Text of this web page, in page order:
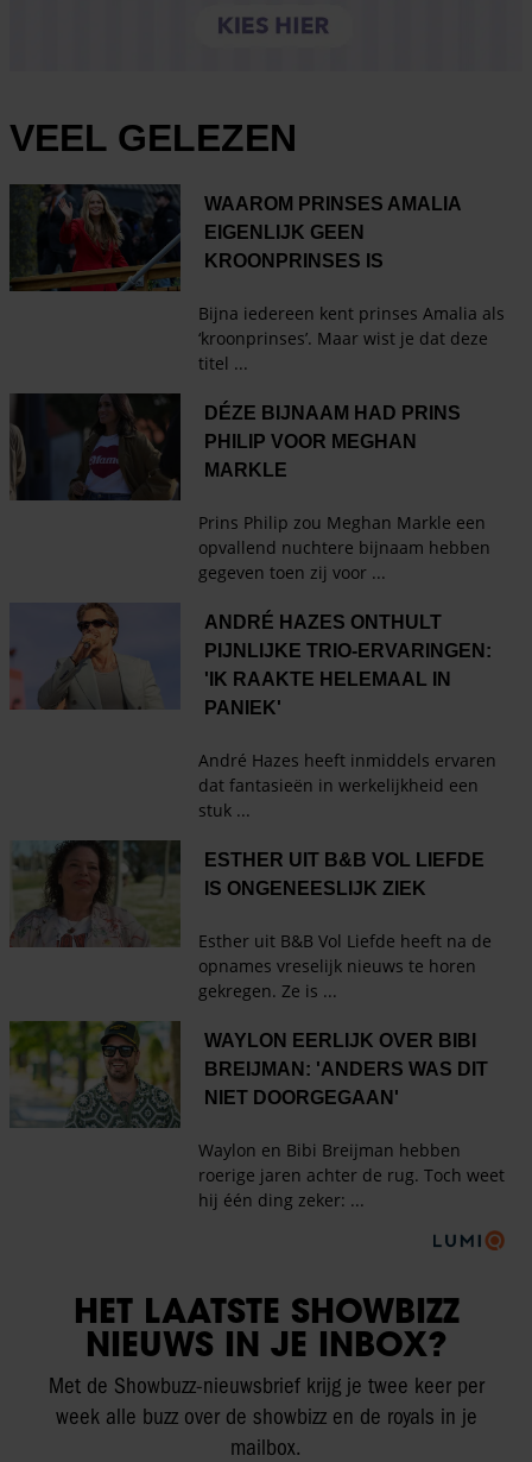
HET LAATSTE SHOWBIZZ
NIEUWS IN JE INBOX?
Met de Showbuzz-nieuwsbrief krijg je twee keer per
week alle buzz over de showbizz en de royals in je
mailbox.